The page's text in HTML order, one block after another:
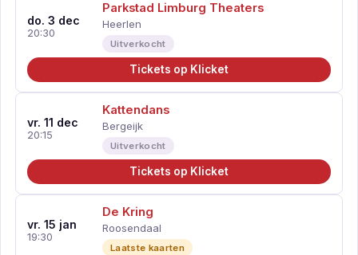
do. 3 dec
20:30
Parkstad Limburg Theaters
Heerlen
Uitverkocht
Tickets op Klicket
vr. 11 dec
20:15
Kattendans
Bergeijk
Uitverkocht
Tickets op Klicket
vr. 15 jan
19:30
De Kring
Roosendaal
Laatste kaarten